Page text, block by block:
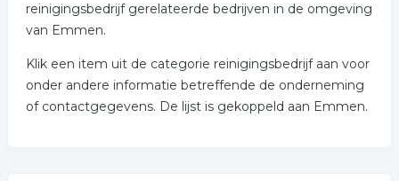
reinigingsbedrijf gerelateerde bedrijven in de omgeving
van Emmen.
Klik een item uit de categorie reinigingsbedrijf aan voor
onder andere informatie betreffende de onderneming
of contactgegevens. De lijst is gekoppeld aan Emmen.